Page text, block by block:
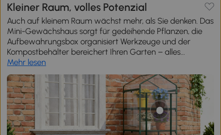
Kleiner Raum, volles Potenzial
Auch auf kleinem Raum wächst mehr, als Sie denken. Das
Mini-Gewächshaus sorgt für gedeihende Pflanzen, die
Aufbewahrungsbox organisiert Werkzeuge und der
Kompostbehälter bereichert Ihren Garten – alles...
Mehr lesen